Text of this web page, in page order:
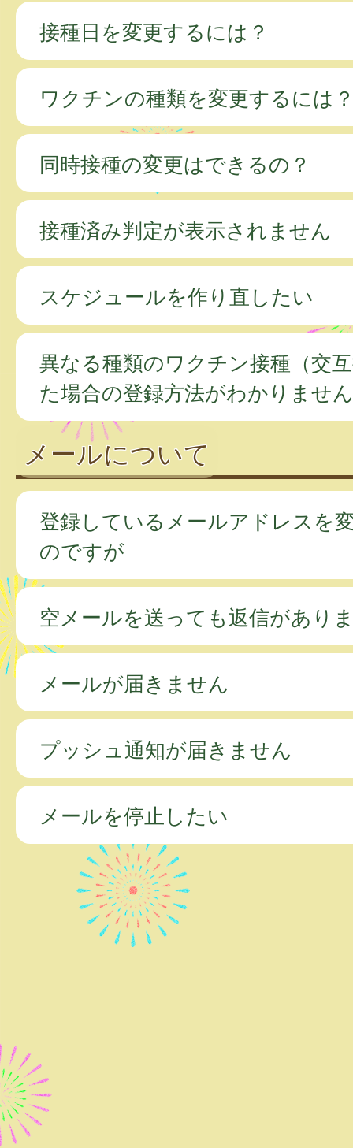
接種日を変更するには？
ワクチンの種類を変更するには
同時接種の変更はできるの？
接種済み判定が表示されません
スケジュールを作り直したい
異なる種類のワクチン接種（交
た場合の登録方法がわかりません
メールについて
登録しているメールアドレスを
のですが
空メールを送っても返信があり
メールが届きません
プッシュ通知が届きません
メールを停止したい